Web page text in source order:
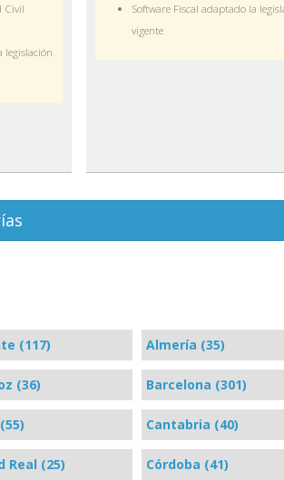
Civil
legislación
Software Fiscal adaptado la
vigente
(117) Almería (35)
(36) Barcelona (301)
Cantabria (40)
Real (25) Córdoba (41)